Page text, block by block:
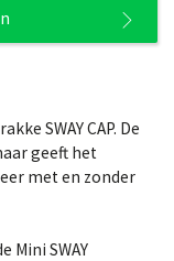
SWAY CAP. De
geeft het
met en zonder
Mini SWAY